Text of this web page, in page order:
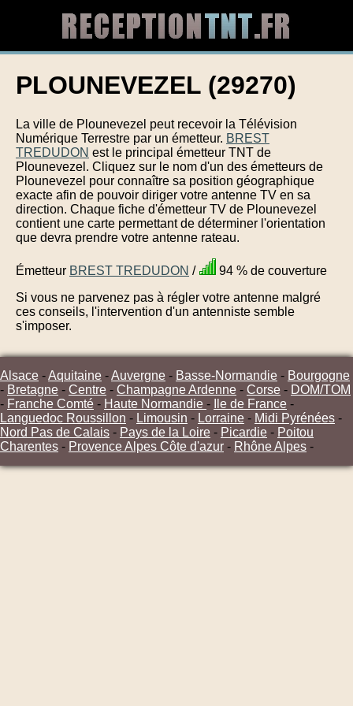
PLOUNEVEZEL (29270)
La ville de Plounevezel peut recevoir la Télévision
Numérique Terrestre par un émetteur. BREST
TREDUDON est le principal émetteur TNT de
Plounevezel. Cliquez sur le nom d'un des émetteurs de
Plounevezel pour connaître sa position géographique
exacte afin de pouvoir diriger votre antenne TV en sa
direction. Chaque fiche d'émetteur TV de Plounevezel
contient une carte permettant de déterminer l'orientation
que devra prendre votre antenne rateau.
Émetteur BREST TREDUDON /
94 % de couverture
Si vous ne parvenez pas à régler votre antenne malgré
ces conseils, l'intervention d'un antenniste semble
s'imposer.
Alsace -Aquitaine -Auvergne - Basse-Normandie - Bourgogne
- Bretagne - Centre - Champagne Ardenne - Corse - DOM/TOM
- Franche Comté - Haute Normandie - Ile de France -
Languedoc Roussillon - Limousin - Lorraine - Midi Pyrénées -
Nord Pas de Calais - Pays de la Loire - Picardie - Poitou
Charentes - Provence Alpes Côte d'azur - Rhône Alpes -